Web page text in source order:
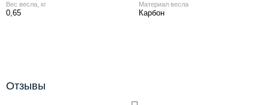
Вес весла, кг
0,65
Материал весла
Карбон
Отзывы